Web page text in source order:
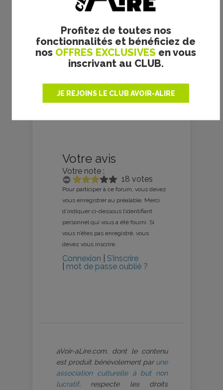
Profitez de toutes nos
fonctionnalités et bénéficiez de
nos OFFRES EXCLUSIVES en vous
inscrivant au CLUB.
JE REJOINS LE CLUB AVOIR-ALIRE
Votre avis
Votre note :
18 votes
Pour participer à ce forum, vous devez
vous enregistrer au préalable. Merci
d’indiquer ci-dessous l’identifiant
personnel qui vous a été fourni. Si
vous n’êtes pas enregistré, vous
devez vous inscrire.
Connexion
S’inscrire
mot de passe oublié ?
aVoir-aLire.com, dont le contenu
est produit bénévolement par une
association culturelle à but non
lucratif, respecte les droits